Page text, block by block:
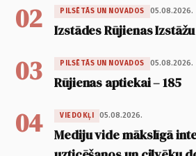
02 PILSĒTĀS UN NOVADOS 05.08.2026.
Izstādes Rūjienas
03 PILSĒTĀS UN NOVADOS 05.08.2026.
Rūjienas aptiekai – 185
04 VIEDOKĻI 05.08.2026.
Mediju vide mākslīgā